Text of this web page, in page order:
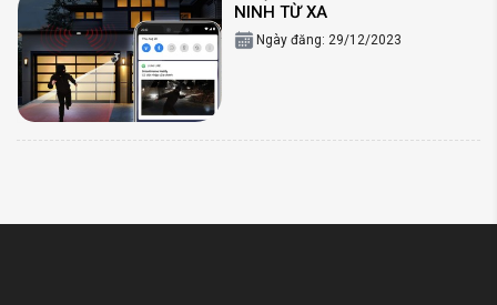
NINH TỪ XA
Ngày đăng: 29/12/2023